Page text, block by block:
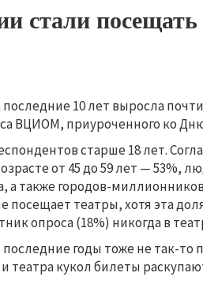
посещать
10 лет выросла почти
ВЦИОМ, приуроченного ко
старше 18 лет.
от 45 до 59 лет — 53%,
а также городов-
посещает театры, хотя эта
опроса (18%) никогда в
годы тоже не так-то
театра кукол билеты